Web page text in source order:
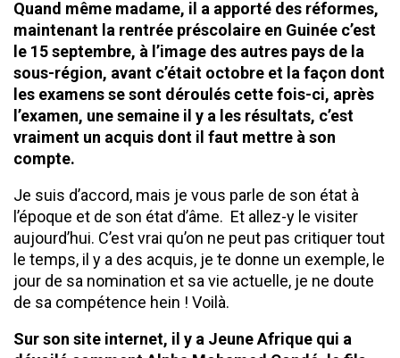
Quand même madame, il a apporté des réformes,
maintenant la rentrée préscolaire en Guinée c’est
le 15 septembre, à l’image des autres pays de la
sous-région, avant c’était octobre et la façon dont
les examens se sont déroulés cette fois-ci, après
l’examen, une semaine il y a les résultats, c’est
vraiment un acquis dont il faut mettre à son
compte.
Je suis d’accord, mais je vous parle de son état à
l’époque et de son état d’âme. Et allez-y le visiter
aujourd’hui. C’est vrai qu’on ne peut pas critiquer tout
le temps, il y a des acquis, je te donne un exemple, le
jour de sa nomination et sa vie actuelle, je ne doute
de sa compétence hein ! Voilà.
Sur son site internet, il y a Jeune Afrique qui a